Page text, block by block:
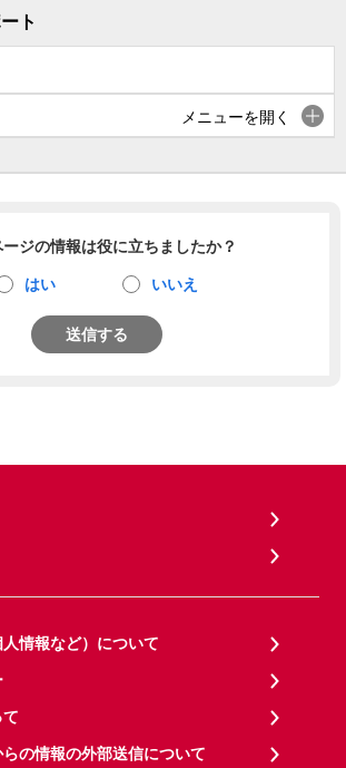
ト
メニューを開く
ージの情報は役に立ちましたか？
はい いいえ
送信する
情報など）について
の情報の外部送信について